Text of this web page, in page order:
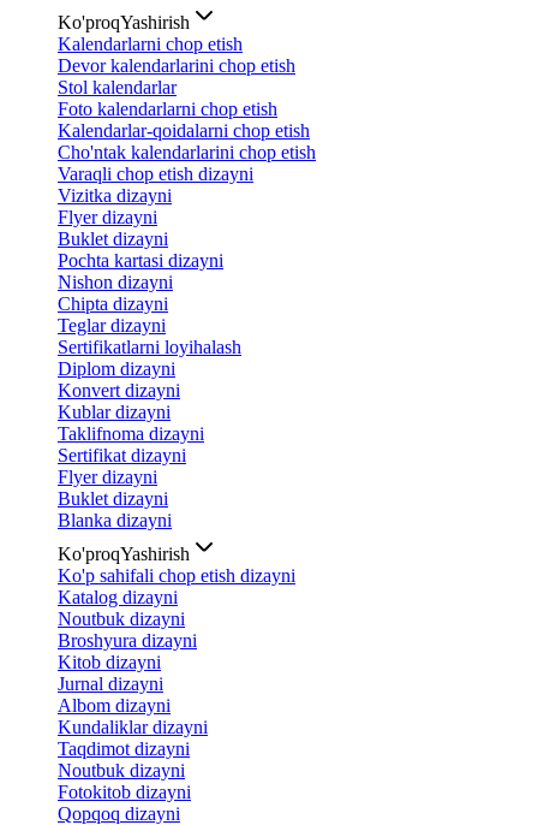
Ko'proqYashirish
Kalendarlarni chop etish
Devor kalendarlarini chop etish
Stol kalendarlar
Foto kalendarlarni chop etish
Kalendarlar-qoidalarni chop etish
Cho'ntak kalendarlarini chop etish
Varaqli chop etish dizayni
Vizitka dizayni
Flyer dizayni
Buklet dizayni
Pochta kartasi dizayni
Nishon dizayni
Chipta dizayni
Teglar dizayni
Sertifikatlarni loyihalash
Diplom dizayni
Konvert dizayni
Kublar dizayni
Taklifnoma dizayni
Sertifikat dizayni
Flyer dizayni
Buklet dizayni
Blanka dizayni
Ko'proqYashirish
Ko'p sahifali chop etish dizayni
Katalog dizayni
Noutbuk dizayni
Broshyura dizayni
Kitob dizayni
Jurnal dizayni
Albom dizayni
Kundaliklar dizayni
Taqdimot dizayni
Noutbuk dizayni
Fotokitob dizayni
Qopqoq dizayni